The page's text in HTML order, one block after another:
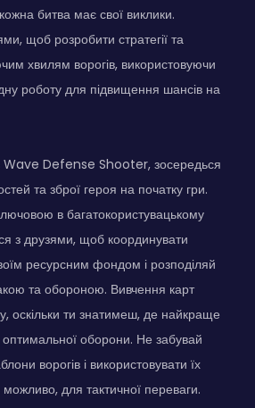
битва має свої виклики.
щоб розробити стратегії та
хвилям ворогів, використовуючи
роботу для підвищення шансів на
Wave Defense Shooter, зосередься
та зброї героя на початку гри.
в багатокористувацькому
з друзями, щоб координувати
ресурсним фондом і розподіляй
та обороною. Вивчення карт
оскільки ти знатимеш, де найкраще
оптимальної оборони. Не забувай
ворогів і використовувати їх
можливо, для тактичної переваги.